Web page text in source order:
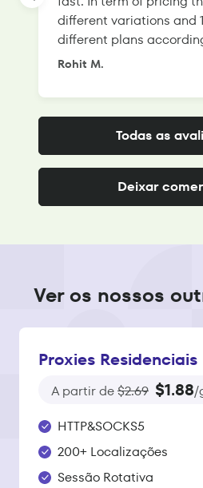
different variations and
different plans
Rohit M.
Todas as
Deixar
Ver os nossos
Proxies Residenciais
A partir de$2.69 $1.88/
HTTP&SOCKS5
200+ Localizações
Sessão Rotativa